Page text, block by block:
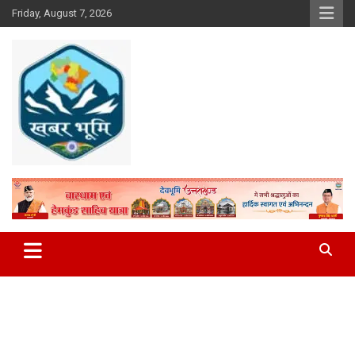
Skip
to
Friday, August 7, 2026
Khabar Bhumi